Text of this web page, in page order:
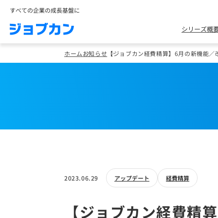
すべての企業の成長基盤に
シリーズ概
ホームお知らせ 【ジョブカン経費精算】6月の新機能
2023.06.29 アップデート 経費精算
【ジョブカン経費精